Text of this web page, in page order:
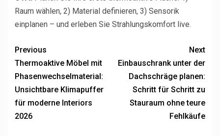
Raum wählen, 2) Material definieren, 3) Sensorik
einplanen – und erleben Sie Strahlungskomfort live.
Previous
Thermoaktive Möbel mit
Phasenwechselmaterial:
Unsichtbare Klimapuffer
für moderne Interiors
2026
Next
Einbauschrank unter der
Dachschräge planen:
Schritt für Schritt zu
Stauraum ohne teure
Fehlkäufe